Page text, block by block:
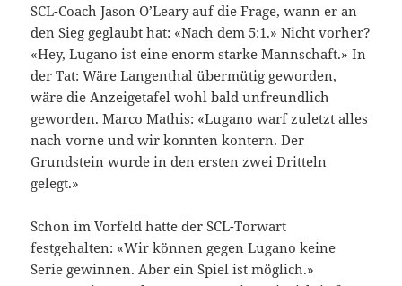
SCL-Coach Jason O’Leary auf die Frage, wann er an
den Sieg geglaubt hat: «Nach dem 5:1.» Nicht vorher?
«Hey, Lugano ist eine enorm starke Mannschaft.» In
der Tat: Wäre Langenthal übermütig geworden,
wäre die Anzeigetafel wohl bald unfreundlich
geworden. Marco Mathis: «Lugano warf zuletzt alles
nach vorne und wir konnten kontern. Der
Grundstein wurde in den ersten zwei Dritteln
gelegt.»
Schon im Vorfeld hatte der SCL-Torwart
festgehalten: «Wir können gegen Lugano keine
Serie gewinnen. Aber ein Spiel ist möglich.»